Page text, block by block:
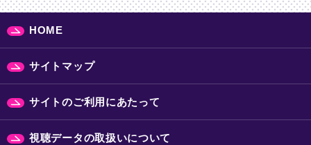
HOME
サイトマップ
サイトのご利用にあたって
視聴データの取扱いについて